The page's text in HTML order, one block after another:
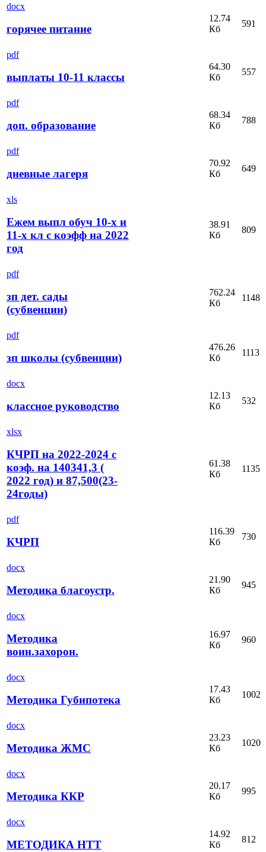
docx
горячее питание
12.74
Кб
591
pdf
выплаты 10-11 классы
64.30
Кб
557
pdf
доп. образование
68.34
Кб
788
pdf
дневные лагеря
70.92
Кб
649
xls
Ежем выпл обуч 10-х и
11-х кл с коэфф на 2022
год
38.91
Кб
809
pdf
зп дет. сады
(субвенции)
762.24
Кб
1148
pdf
зп школы (субвенции)
476.26
Кб
1113
docx
классное руководство
12.13
Кб
532
xlsx
КЧРП на 2022-2024 с
коэф. на 140341,3 (
2022 год) и 87,500(23-
24годы)
61.38
Кб
1135
pdf
КЧРП
116.39
Кб
730
docx
Методика благоустр.
21.90
Кб
945
docx
Методика
воин.захорон.
16.97
Кб
960
docx
Методика Губипотека
17.43
Кб
1002
docx
Методика ЖМС
23.23
Кб
1020
docx
Методика ККР
20.17
Кб
995
docx
МЕТОДИКА НТТ
14.92
Кб
812